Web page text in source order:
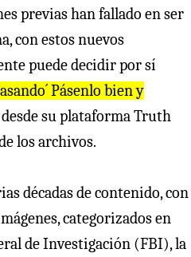
previas han fallado en ser
con estos nuevos
puede decidir por sí
Pásenlo bien y
desde su plataforma Truth
los archivos.
décadas de contenido, con
categorizados en
de Investigación (FBI), la